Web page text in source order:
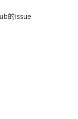
的issue